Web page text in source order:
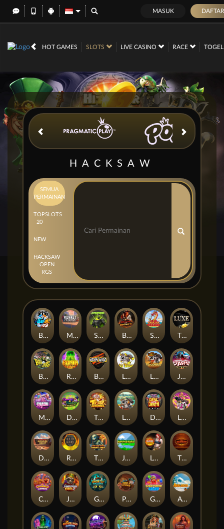
MASUK DAFTAR
HOT GAMES SLOTS LIVE CASINO RACE
IDR
HACKSAW
SEMUA
PERMAINAN
TOP
20
SLOTS
NEW
HACKSAW
OPEN
RGS
Beam Boys Monkey Frenzy 2: Boss is Here! Spinman BULLETS AND BOUNTY SMOKING DRAGON The Luxe
BASH BROS Ronin Stackways Born Wild LE ZEUS LE COWBOY JAWS OF JUSTICE
MIAMI MAYHEM DONNY AND DANNY TIGER LEGENDS Le Fisherman DEAL WITH DEATH LE KING
Darkside Prairie: Magical Beast Raidmark The Lost Book of Mummy’s Curse Jumpasaurs Leatherheads The Jack & Rose
Crowned Corners Junkyard Kings 2 Ghostly Hallows Peek & Pounce Gobstopper Grind Avalanche